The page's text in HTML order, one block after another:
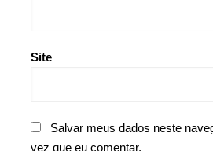
Site
Salvar meus dados neste
vez que eu comentar.